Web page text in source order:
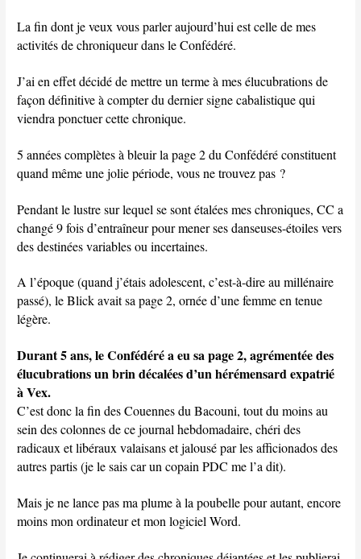
La fin dont je veux vous parler aujourd’hui est celle de mes
activités de chroniqueur dans le Confédéré.
J’ai en effet décidé de mettre un terme à mes élucubrations de
façon définitive à compter du dernier signe cabalistique qui
viendra ponctuer cette chronique.
5 années complètes à bleuir la page 2 du Confédéré constituent
quand même une jolie période, vous ne trouvez pas ?
Pendant le lustre sur lequel se sont étalées mes chroniques, CC a
changé 9 fois d’entraîneur pour mener ses danseuses-étoiles vers
des destinées variables ou incertaines.
A l’époque (quand j’étais adolescent, c’est-à-dire au millénaire
passé), le Blick avait sa page 2, ornée d’une femme en tenue
légère.
Durant 5 ans, le Confédéré a eu sa page 2, agrémentée des
élucubrations un brin décalées d’un hérémensard expatrié
à Vex.
C’est donc la fin des Couennes du Bacouni, tout du moins au
sein des colonnes de ce journal hebdomadaire, chéri des
radicaux et libéraux valaisans et jalousé par les afficionados des
autres partis (je le sais car un copain PDC me l’a dit).
Mais je ne lance pas ma plume à la poubelle pour autant, encore
moins mon ordinateur et mon logiciel Word.